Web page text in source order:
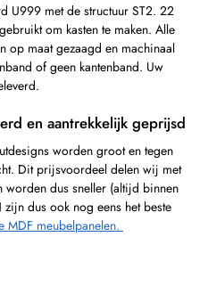
U999 met de structuur ST2. 22
om kasten te maken. Alle
op maat gezaagd en machinaal
of geen kantenband. Uw
en aantrekkelijk geprijsd
worden groot en tegen
Dit prijsvoordeel delen wij met
worden dus sneller (altijd binnen
dus ook nog eens het beste
MDF meubelpanelen.